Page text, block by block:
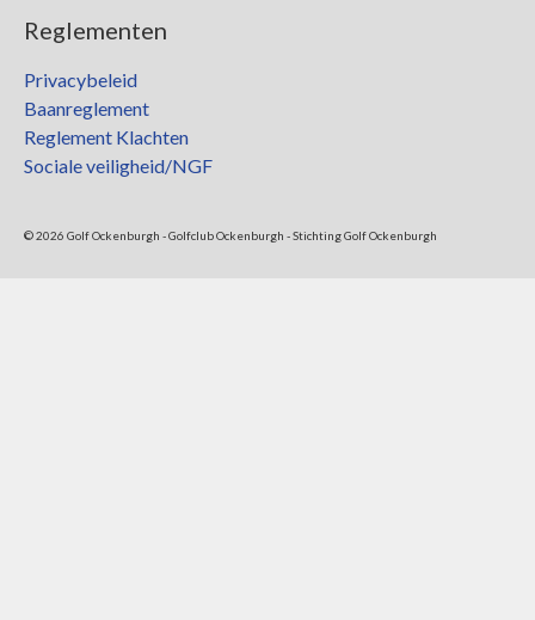
Reglementen
Privacybeleid
Baanreglement
Reglement Klachten
Sociale veiligheid/NGF
© 2026 Golf Ockenburgh - Golfclub Ockenburgh - Stichting Golf Ockenburgh